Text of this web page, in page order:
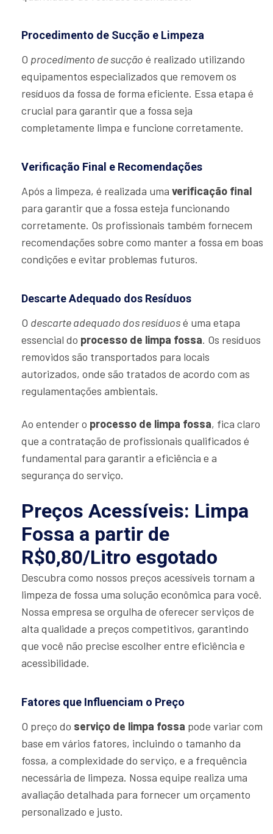
Procedimento de Sucção e Limpeza
O procedimento de sucção é realizado utilizando
equipamentos especializados que removem os
resíduos da fossa de forma eficiente. Essa etapa é
crucial para garantir que a fossa seja
completamente limpa e funcione corretamente.
Verificação Final e Recomendações
Após a limpeza, é realizada uma verificação final
para garantir que a fossa esteja funcionando
corretamente. Os profissionais também fornecem
recomendações sobre como manter a fossa em boas
condições e evitar problemas futuros.
Descarte Adequado dos Resíduos
O descarte adequado dos resíduosé uma etapa
essencial do processo de limpa fossa. Os resíduos
removidos são transportados para locais
autorizados, onde são tratados de acordo com as
regulamentações ambientais.
Ao entender o processo de limpa fossa, fica claro
que a contratação de profissionais qualificados é
fundamental para garantir a eficiência e a
segurança do serviço.
Preços Acessíveis: Limpa
Fossa a partir de
R$0,80/Litro esgotado
Descubra como nossos preços acessíveis tornam a
limpeza de fossa uma solução econômica para você.
Nossa empresa se orgulha de oferecer serviços de
alta qualidade a preços competitivos, garantindo
que você não precise escolher entre eficiência e
acessibilidade.
Fatores que Influenciam o Preço
O preço do serviço de limpa fossa pode variar com
base em vários fatores, incluindo o tamanho da
fossa, a complexidade do serviço, e a frequência
necessária de limpeza. Nossa equipe realiza uma
avaliação detalhada para fornecer um orçamento
personalizado e justo.